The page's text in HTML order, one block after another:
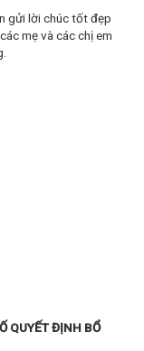
gửi lời chúc tốt đẹp
mẹ và các chị em
QUYẾT ĐỊNH BỔ